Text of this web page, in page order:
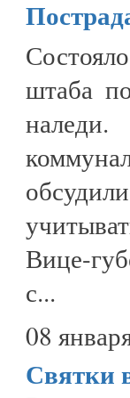
штаба
Вице-
с...
08
Святки